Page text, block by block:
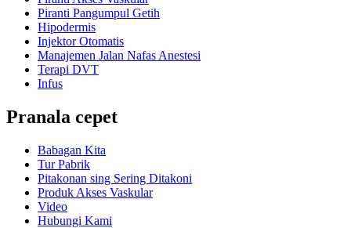
Piranti Pangumpul Getih
Hipodermis
Injektor Otomatis
Manajemen Jalan Nafas Anestesi
Terapi DVT
Infus
Pranala cepet
Babagan Kita
Tur Pabrik
Pitakonan sing Sering Ditakoni
Produk Akses Vaskular
Video
Hubungi Kami